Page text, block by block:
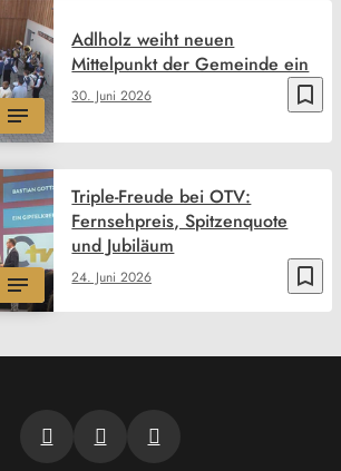
bookmark_border
30. Juni 2026
Adlholz weiht neuen
Mittelpunkt der Gemeinde ein
bookmark_border
24. Juni 2026
Triple-Freude bei OTV:
Fernsehpreis, Spitzenquote
und Jubiläum